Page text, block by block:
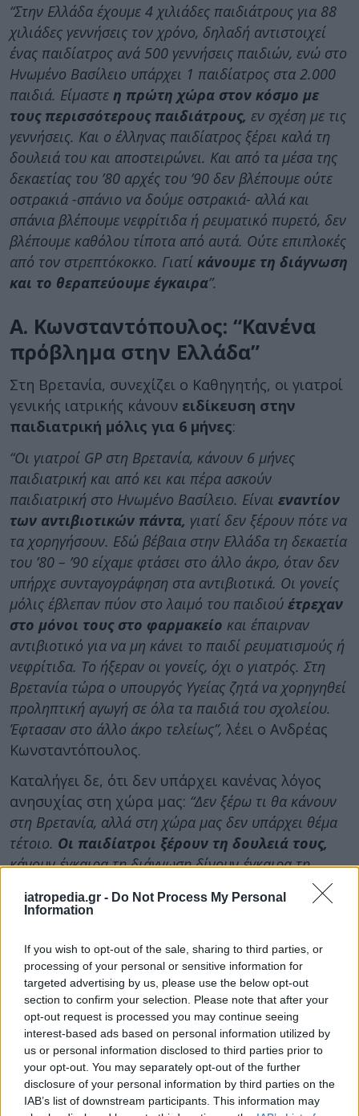
iatropedia.gr - Do Not Process My Personal
Information
If you wish to opt-out of the sale, sharing to third parties, or
processing of your personal or sensitive information for
targeted advertising by us, please use the below opt-out
section to confirm your selection. Please note that after your
opt-out request is processed you may continue seeing
interest-based ads based on personal information utilized by
us or personal information disclosed to third parties prior to
your opt-out. You may separately opt-out of the further
disclosure of your personal information by third parties on the
IAB’s list of downstream participants. This information may
“Στην Ελλάδα έχουμε 4 χιλιάδες παιδιάτρους για 88
χιλιάδες γεννήσεις τον χρόνο, δηλαδή αντιστοιχεί
ένας παιδίατρος ανά 500 γεννήσεις παιδιών, ενώ στο
Ηνωμένο Βασίλειο υπάρχει 1 παιδίατρος στα 2.000
παιδιά. Είμαστε η πρώτη χώρα στον κόσμο με
τους περισσότερους παιδιάτρους, εν σχέση με τις
γεννήσεις. Και ο έλληνας παιδίατρος ξέρει καλά τη
δουλειά του και αποστειρώνει. Και από τα μέσα της
δεκαετίας του ’80 αρχές του ’90 δεν βλέπουμε ούτε
οστρακιά -σπάνιο να δούμε οστρακιά- αλλά και
σπάνια βλέπουμε νεφρίτιδα ή ρευματικό πυρετό, δεν
βλέπουμε καθόλου τίποτα από αυτά. Ούτε επιπλοκές
από τον στρεπτόκοκκο. Γιατί κάνουμε τη διάγνωση
και το θεραπεύουμε έγκαιρα”.
Α. Κωνσταντόπουλος: “Κανένα
πρόβλημα στην Ελλάδα”
Στη Βρετανία, συνεχίζει ο Καθηγητής, οι γιατροί
γενικής ιατρικής κάνουν ειδίκευση στην
παιδιατρική μόλις για 6 μήνες:
“Οι γιατροί GP στη Βρετανία, κάνουν 6 μήνες
παιδιατρική και από κει και πέρα ασκούν
παιδιατρική στο Ηνωμένο Βασίλειο. Είναι εναντίον
των αντιβιοτικών πάντα, γιατί δεν ξέρουν πότε να
τα χορηγήσουν. Εδώ βέβαια στην Ελλάδα τη δεκαετία
του ’80 – ’90 είχαμε φτάσει στο άλλο άκρο, όταν δεν
υπήρχε συνταγογράφηση στα αντιβιοτικά. Οι γονείς
μόλις έβλεπαν πύον στο λαιμό του παιδιού έτρεχαν
στο μόνοι τους στο φαρμακείο και έπαιρναν
αντιβιοτικό για να μη κάνει το παιδί ρευματισμούς ή
νεφρίτιδα. Το ήξεραν οι γονείς, όχι ο γιατρός. Στη
Βρετανία τώρα ο υπουργός Υγείας ζητά να χορηγηθεί
προληπτική αγωγή σε όλα τα παιδιά του σχολείου.
Έφτασαν στο άλλο άκρο τελείως”, λέει ο Ανδρέας
Κωνσταντόπουλος.
Καταλήγει δε, ότι δεν υπάρχει κανένας λόγος
ανησυχίας στη χώρα μας: “Δεν ξέρω τι θα κάνουν
στη Βρετανία, αλλά στη χώρα μας δεν υπάρχει θέμα
τέτοιο. Οι παιδίατροι ξέρουν τη δουλειά τους,
κάνουν έγκαιρα τη διάγνωση δίνουν έγκαιρα τη
τρομοκρατούνται οι γονείς”.
Τι να προσέχουν οι γονείς
Οι λοιμώξεις από στρεπτόκοκκο, σύμφωνα με
τον ΕΟΔΥ, προκαλούν διάφορασυμπτώματα
όπως πονόλαιμο, πυρετό, ρίγη και μυϊκούς
πόνους. Εάν το παιδί σας εμφανίζειαδιαθεσία
θα πρέπει να επικοινωνήσετε με τον γιατρό σας,
όταν: